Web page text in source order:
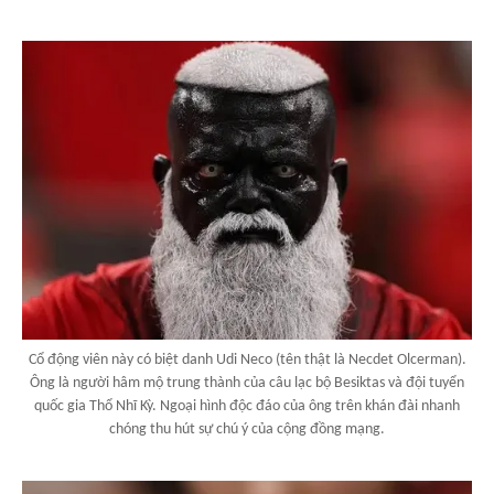
Cổ động viên này có biệt danh Udi Neco (tên thật là Necdet Olcerman).
Ông là người hâm mộ trung thành của câu lạc bộ Besiktas và đội tuyển
quốc gia Thổ Nhĩ Kỳ. Ngoại hình độc đáo của ông trên khán đài nhanh
chóng thu hút sự chú ý của cộng đồng mạng.